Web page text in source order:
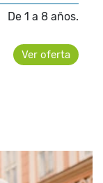
De 1 a 8 años.
Ver oferta